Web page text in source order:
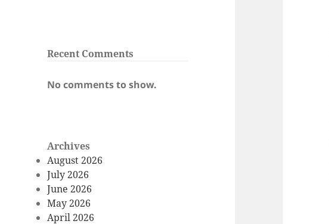
Recent Comments
No comments to show.
Archives
August 2026
July 2026
June 2026
May 2026
April 2026